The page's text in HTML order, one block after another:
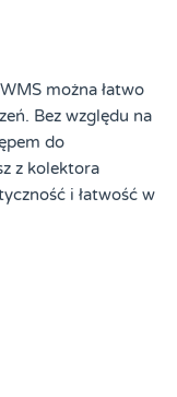
można łatwo
Bez względu na
do
z kolektora
i łatwość w